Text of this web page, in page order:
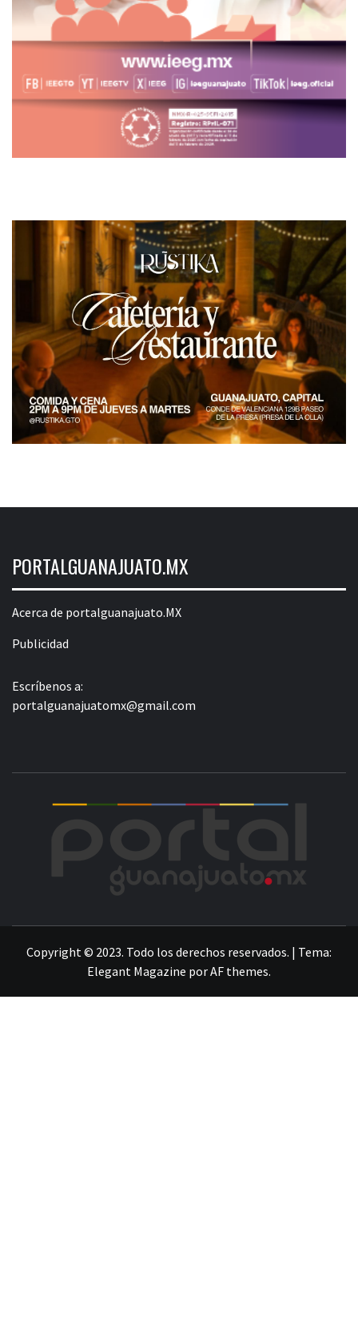
PORTALGUANAJUATO.MX
Acerca de portalguanajuato.MX
Publicidad
Escríbenos a:
portalguanajuatomx@gmail.com
Copyright © 2023. Todo los derechos reservados. | Tema:
Elegant Magazine porAF themes.